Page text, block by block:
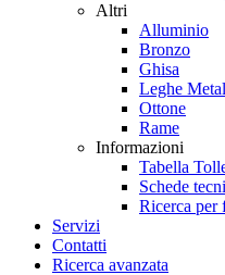
Altri
Alluminio
Bronzo
Ghisa
Leghe
Ottone
Rame
Informazioni
Tabella
Schede
Ricerca per
Servizi
Contatti
Ricerca avanzata